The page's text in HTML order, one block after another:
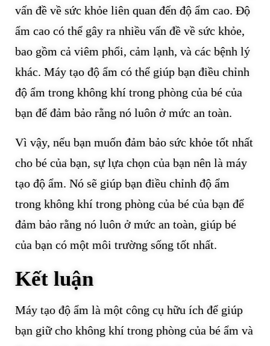
vấn đề về sức khỏe liên quan đến độ ẩm cao. Độ
ẩm cao có thể gây ra nhiều vấn đề về sức khỏe,
bao gồm cả viêm phổi, cảm lạnh, và các bệnh lý
khác. Máy tạo độ ẩm có thể giúp bạn điều chỉnh
độ ẩm trong không khí trong phòng của bé của
bạn để đảm bảo rằng nó luôn ở mức an toàn.
Vì vậy, nếu bạn muốn đảm bảo sức khỏe tốt nhất
cho bé của bạn, sự lựa chọn của bạn nên là máy
tạo độ ẩm. Nó sẽ giúp bạn điều chỉnh độ ẩm
trong không khí trong phòng của bé của bạn để
đảm bảo rằng nó luôn ở mức an toàn, giúp bé
của bạn có một môi trường sống tốt nhất.
Kết luận
Máy tạo độ ẩm là một công cụ hữu ích để giúp
bạn giữ cho không khí trong phòng của bé ẩm và